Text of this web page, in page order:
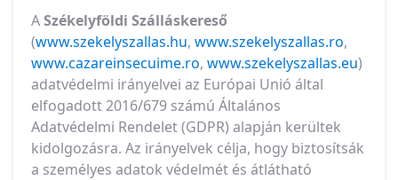
ASzékelyföldi Szálláskereső
(www.szekelyszallas.hu, www.szekelyszallas.ro,
www.cazareinsecuime.ro, www.szekelyszallas.eu)
adatvédelmi irányelvei az Európai Unió által
elfogadott 2016/679 számú Általános
Adatvédelmi Rendelet (GDPR) alapján kerültek
kidolgozásra. Az irányelvek célja, hogy biztosítsák
a személyes adatok védelmét és átlátható